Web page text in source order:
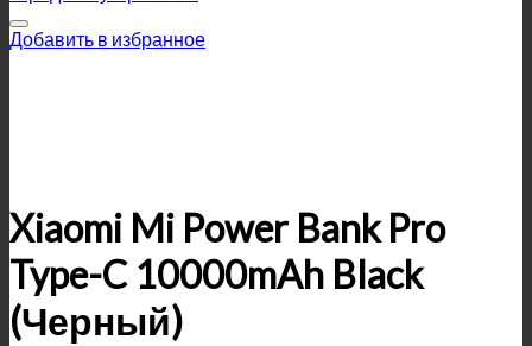
Добавить в избранное
Xiaomi Mi Power Bank Pro
Type-C 10000mAh Black
(Черный)